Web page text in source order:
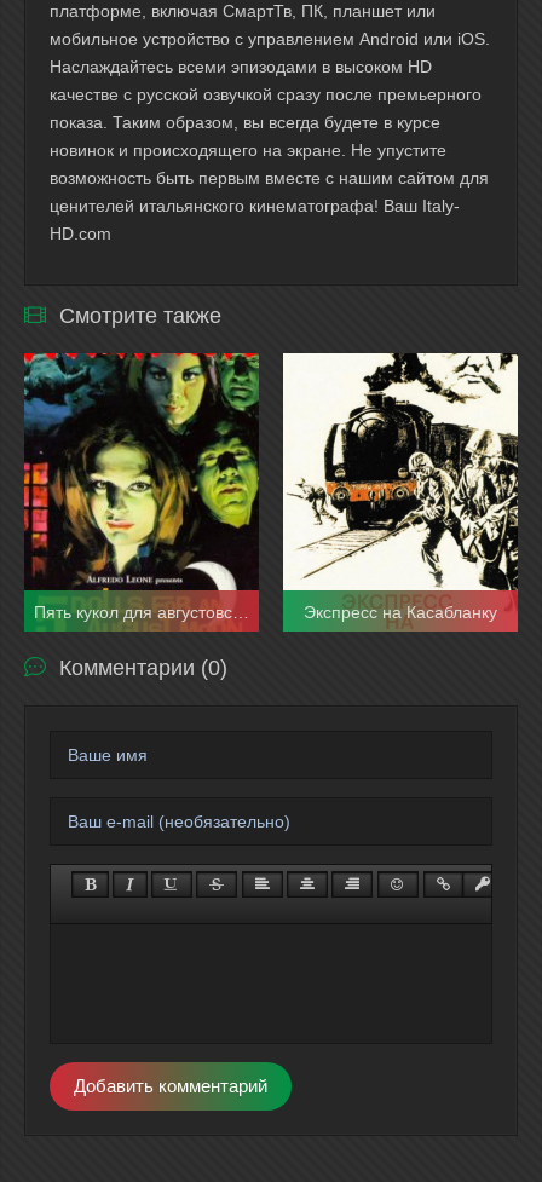
платформе, включая СмартТв, ПК, планшет или
мобильное устройство с управлением Android или iOS.
Наслаждайтесь всеми эпизодами в высоком HD
качестве с русской озвучкой сразу после премьерного
показа. Таким образом, вы всегда будете в курсе
новинок и происходящего на экране. Не упустите
возможность быть первым вместе с нашим сайтом для
ценителей итальянского кинематографа! Ваш Italy-
HD.com
Смотрите также
Экспресс на Касабланку
Комментарии (0)
Добавить комментарий